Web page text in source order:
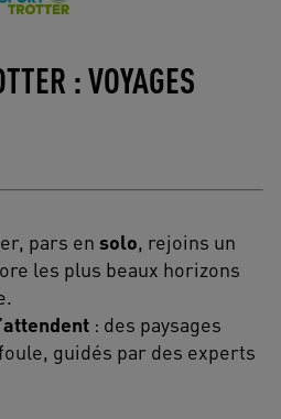
: VOYAGES
pars en solo, rejoins un
les plus beaux horizons
: des paysages
guidés par des experts